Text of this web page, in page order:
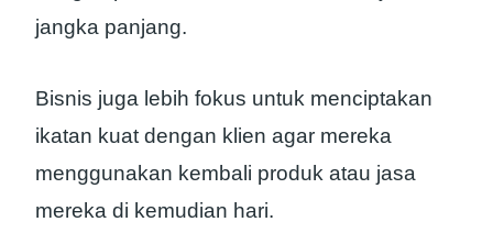
jangka panjang.
Bisnis juga lebih fokus untuk menciptakan
ikatan kuat dengan klien agar mereka
menggunakan kembali produk atau jasa
mereka di kemudian hari.